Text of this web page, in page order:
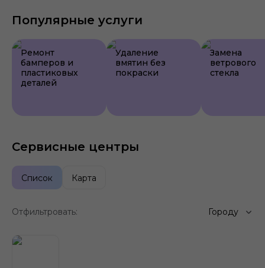
Популярные услуги
Ремонт
бамперов и
пластиковых
деталей
Удаление
вмятин без
покраски
Замена
ветрового
стекла
Сервисные центры
Список Карта
Отфильтровать: Городу